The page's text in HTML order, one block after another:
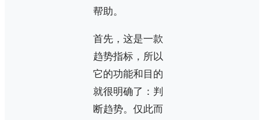
帮助。
首先，这是一款
趋势指标，所以
它的功能和目的
就很明确了：判
断趋势。仅此而